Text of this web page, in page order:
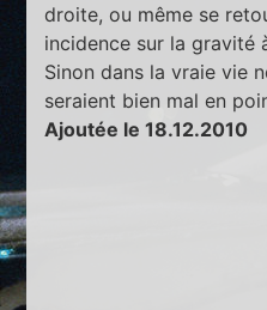
droite, ou même se
incidence sur la gravité
Sinon dans la vraie vie
seraient bien mal en
Ajoutée le 18.12.2010